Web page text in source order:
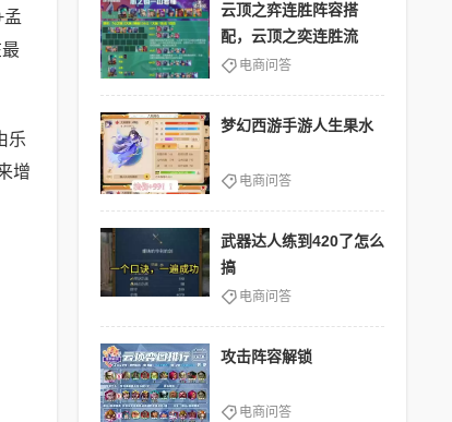
孟
乐
增
云顶之弈连胜阵容搭
配，云顶之奕连胜流
电商问答
梦幻西游手游人生果水
电商问答
武器达人练到420了怎么
搞
电商问答
攻击阵容解锁
电商问答